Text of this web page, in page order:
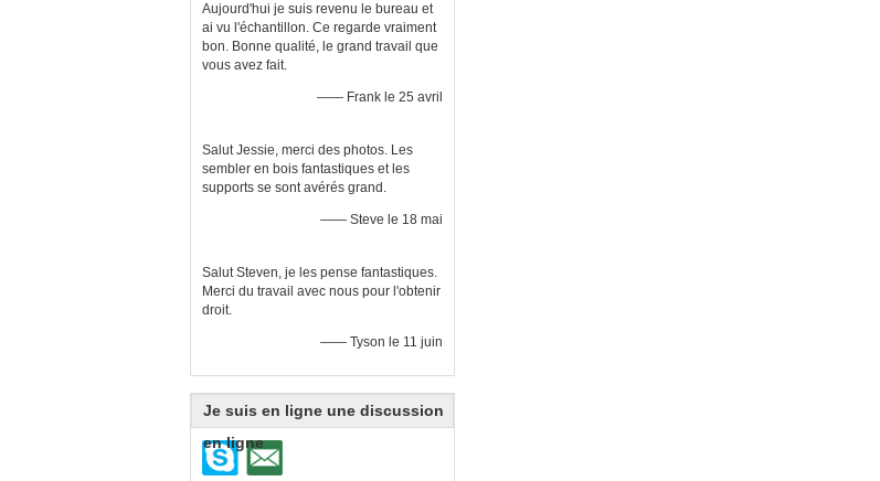
Aujourd'hui je suis revenu le bureau et
ai vu l'échantillon. Ce regarde vraiment
bon. Bonne qualité, le grand travail que
vous avez fait.
—— Frank le 25 avril
Salut Jessie, merci des photos. Les
sembler en bois fantastiques et les
supports se sont avérés grand.
—— Steve le 18 mai
Salut Steven, je les pense fantastiques.
Merci du travail avec nous pour l'obtenir
droit.
—— Tyson le 11 juin
Je suis en ligne une discussion
en ligne